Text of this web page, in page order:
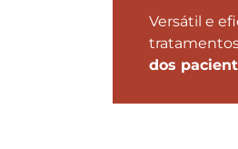
Versátil e
dos